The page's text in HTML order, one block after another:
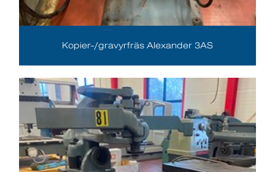
Kopier-/gravyrfräs Alexander 3AS